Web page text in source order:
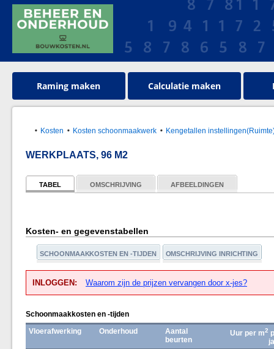
Raming maken Calculatie maken
Kosten Kosten schoonmaakwerk Kengetallen
WERKPLAATS, 96 M2
TABEL OMSCHRIJVING AFBEELDINGEN
Kosten- en gegevenstabellen
SCHOONMAAKKOSTEN EN -TIJDEN OMSCHRIJVING INRICHTING
INLOGGEN: Waarom zijn de prijzen vervangen door x-jes?
Schoonmaakkosten en -tijden
Vloerafwerking
Onderhoud
Aantal
beurten
Uur per m2